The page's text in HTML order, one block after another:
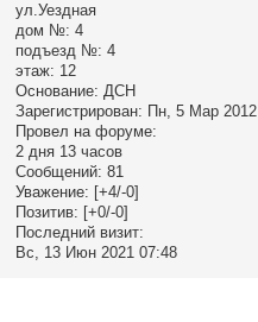
ул.Уездная
дом №: 4
подъезд №: 4
этаж: 12
Основание: ДСН
Зарегистрирован: Пн, 5 Мар 2012
Провел на форуме:
2 дня 13 часов
Сообщений: 81
Уважение: [+4/-0]
Позитив: [+0/-0]
Последний визит:
Вс, 13 Июн 2021 07:48